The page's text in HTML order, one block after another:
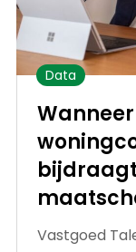
Data
Vastgoed